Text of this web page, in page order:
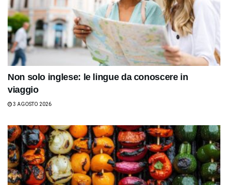
Non solo inglese: le lingue da conoscere in
viaggio
3 AGOSTO 2026